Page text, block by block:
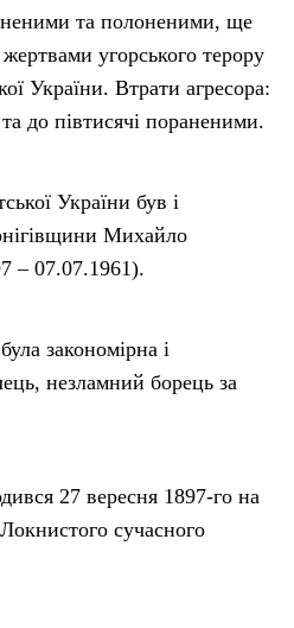
та полоненими, ще
угорського терору
України. Втрати агресора:
до півтисячі пораненими.
України був і
Михайло
– 07.07.1961).
закономірна і
незламний борець за
27 вересня 1897-го на
сучасного